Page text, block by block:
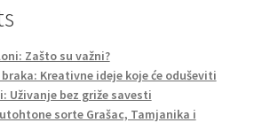
Zašto su važni?
Kreativne ideje koje će oduševiti
Uživanje bez griže savesti
sorte Grašac, Tamjanika i